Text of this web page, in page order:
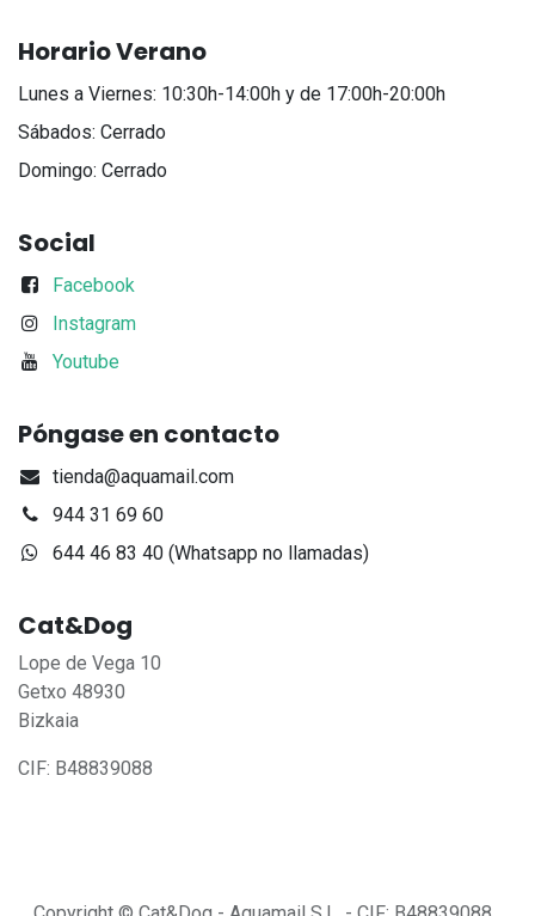
Horario Verano
Lunes a Viernes: 10:30h-14:00h y de 17:00h-20:00h
Sábados: Cerrado
Domingo: Cerrado
Social
Facebook
Instagram
Youtube
Póngase en contacto
tienda@aquamail.com
944 31 69 60
644 46 83 40 (Whatsapp no llamadas)
Cat&Dog
Lope de Vega 10
Getxo 48930
Bizkaia
CIF: B48839088